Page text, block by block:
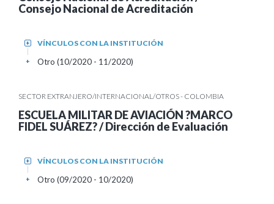
Consejo Nacional de Acreditación
VÍNCULOS CON LA INSTITUCIÓN
+
Otro (10/2020 - 11/2020)
+
SECTOR EXTRANJERO/INTERNACIONAL/OTROS - COLOMBIA
ESCUELA MILITAR DE AVIACIÓN ?MARCO
FIDEL SUÁREZ? / Dirección de Evaluación
VÍNCULOS CON LA INSTITUCIÓN
+
Otro (09/2020 - 10/2020)
+